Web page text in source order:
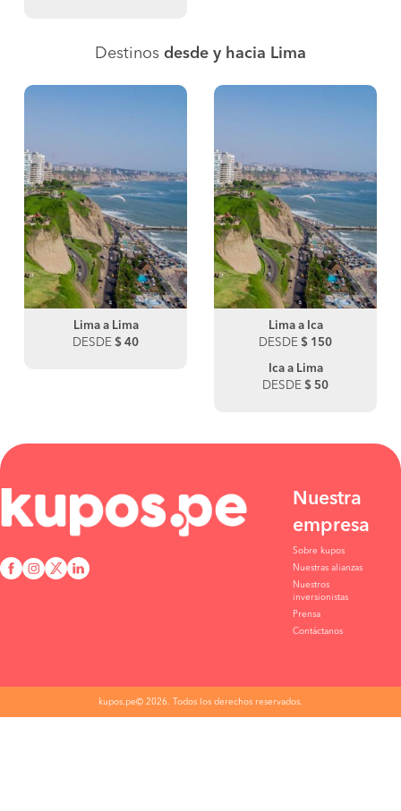
Destinos desde y hacia Lima
Lima a Lima
DESDE $ 40
Lima a Ica
DESDE $ 150
Ica a Lima
DESDE $ 50
Nuestra
empresa
Sobre kupos
Nuestras alianzas
Nuestros
inversionistas
Prensa
Contáctanos
kupos.pe© 2026. Todos los derechos reservados.